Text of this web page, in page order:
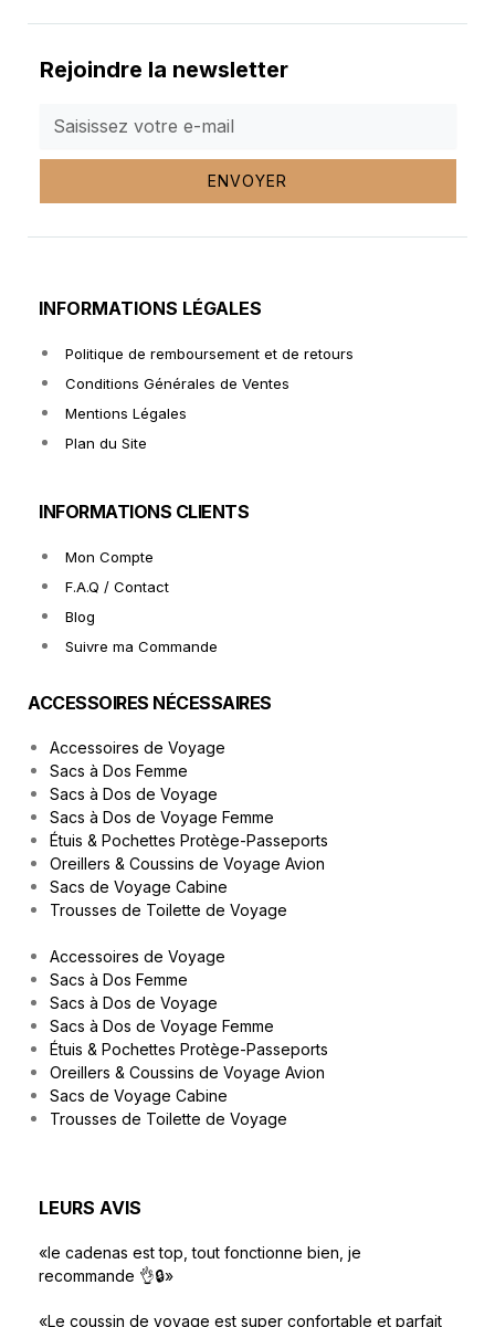
Rejoindre la newsletter
ENVOYER
INFORMATIONS LÉGALES
Politique de remboursement et de retours
Conditions Générales de Ventes
Mentions Légales
Plan du Site
INFORMATIONS CLIENTS
Mon Compte
F.A.Q / Contact
Blog
Suivre ma Commande
ACCESSOIRES NÉCESSAIRES
Accessoires de Voyage
Sacs à Dos Femme
Sacs à Dos de Voyage
Sacs à Dos de Voyage Femme
Étuis & Pochettes Protège-Passeports
Oreillers & Coussins de Voyage Avion
Sacs de Voyage Cabine
Trousses de Toilette de Voyage
Accessoires de Voyage
Sacs à Dos Femme
Sacs à Dos de Voyage
Sacs à Dos de Voyage Femme
Étuis & Pochettes Protège-Passeports
Oreillers & Coussins de Voyage Avion
Sacs de Voyage Cabine
Trousses de Toilette de Voyage
LEURS AVIS
«le cadenas est top, tout fonctionne bien, je
recommande 👌🔒»
«Le coussin de voyage est super confortable et parfait